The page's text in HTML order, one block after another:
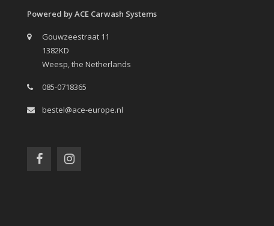
Powered by ACE Carwash Systems
Gouwzeestraat 11
1382KD
Weesp, the Netherlands
085-0718365
bestel@ace-europe.nl